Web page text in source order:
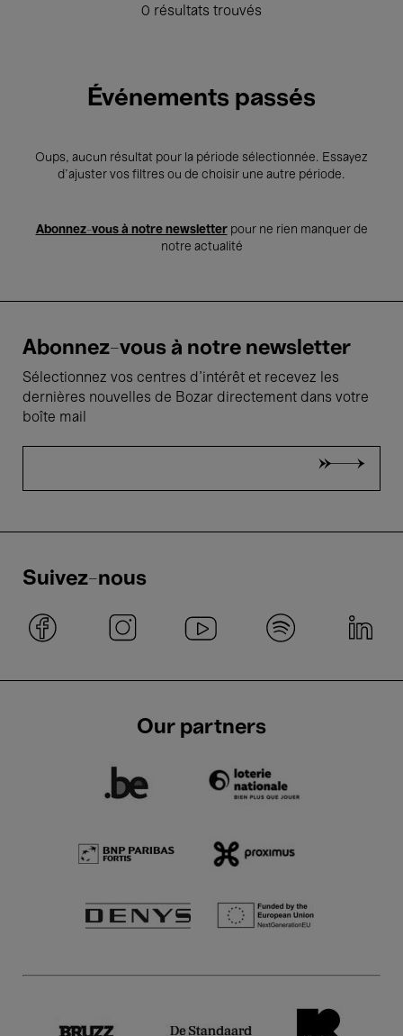
0 résultats trouvés
Événements passés
Oups, aucun résultat pour la période sélectionnée. Essayez
d’ajuster vos filtres ou de choisir une autre période.
Abonnez-vous à notre newsletterpour ne rien manquer de
notre actualité
Abonnez-vous à notre newsletter
Sélectionnez vos centres d'intérêt et recevez les
dernières nouvelles de Bozar directement dans votre
boîte mail
Suivez-nous
Our partners